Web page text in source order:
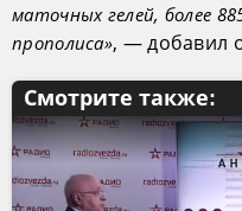
маточных гелей, более
прополиса», — добавил
Смотрите также: